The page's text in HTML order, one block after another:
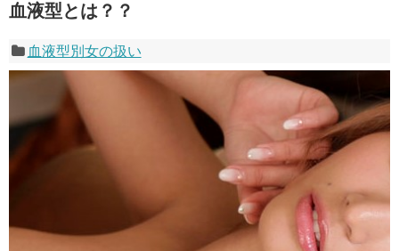
血液型とは？？
血液型別女の扱い